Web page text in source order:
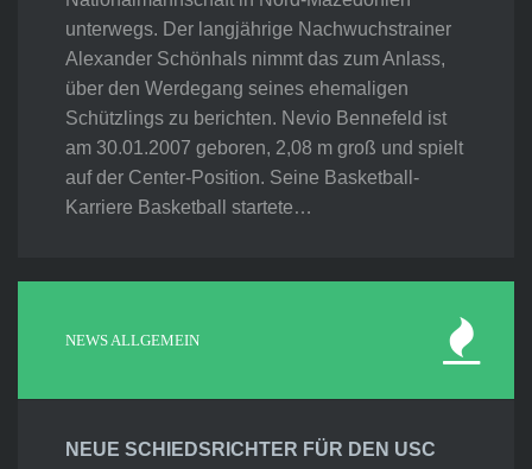
unterwegs. Der langjährige Nachwuchstrainer
Alexander Schönhals nimmt das zum Anlass,
über den Werdegang seines ehemaligen
Schützlings zu berichten. Nevio Bennefeld ist
am 30.01.2007 geboren, 2,08 m groß und spielt
auf der Center-Position. Seine Basketball-
Karriere Basketball startete…
NEWS ALLGEMEIN
NEUE SCHIEDSRICHTER FÜR DEN USC